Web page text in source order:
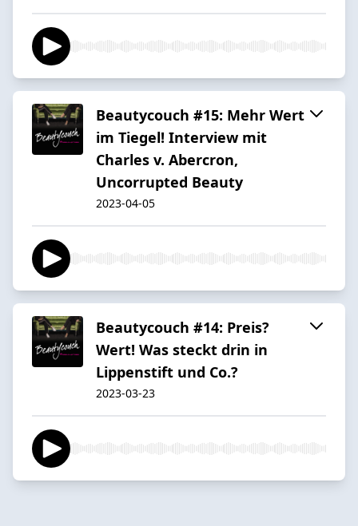
Beautycouch #15: Mehr Wert
im Tiegel! Interview mit
Charles v. Abercron,
Uncorrupted Beauty
2023-04-05
Beautycouch #14: Preis?
Wert! Was steckt drin in
Lippenstift und Co.?
2023-03-23